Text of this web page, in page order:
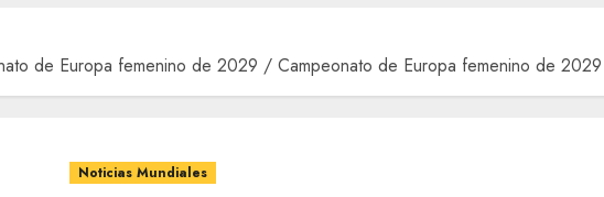
de Europa femenino de 2029 / Campeonato de Europa femenino de
Noticias Mundiales